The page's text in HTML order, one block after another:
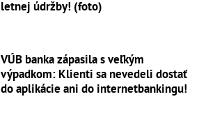
letnej údržby! (foto)
VÚB banka zápasila s veľkým
výpadkom: Klienti sa nevedeli dostať
do aplikácie ani do internetbankingu!